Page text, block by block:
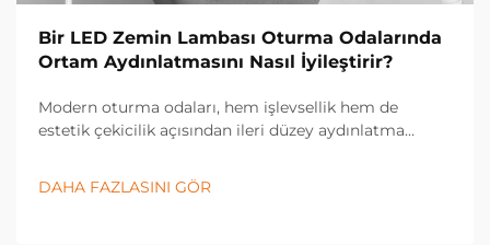
Bir LED Zemin Lambası Oturma Odalarında
Ortam Aydınlatmasını Nasıl İyileştirir?
Modern oturma odaları, hem işlevsellik hem de
estetik çekicilik açısından ileri düzey aydınlatma
verimli teknolojisi sayesinde herhangi bir mekânın
atmosferini dönüştüren çok yönlü bir aydınlatma
DAHA FAZLASINI GÖR